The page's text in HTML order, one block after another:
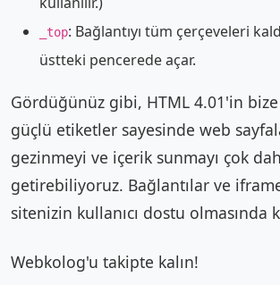
_top: Bağlantıyı tüm çerçeveleri
üstteki pencerede açar.
Gördüğünüz gibi, HTML 4.01'in
güçlü etiketler sayesinde web
gezinmeyi ve içerik sunmayı çok
getirebiliyoruz. Bağlantılar ve
sitenizin kullanıcı dostu olmasında
Webkolog'u takipte kalın!